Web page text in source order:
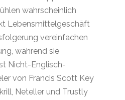
wahrscheinlich
Lebensmittelgeschäft
vereinfachen
während sie
Nicht-Englisch-
von Francis Scott Key
Neteller und Trustly